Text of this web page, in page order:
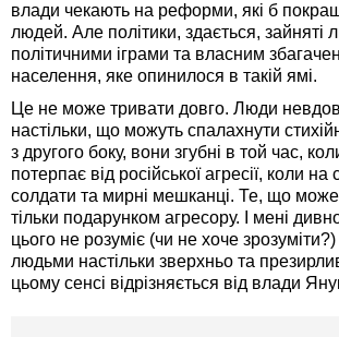
влади чекають на реформи, які б
людей. Але політики, здається, зайняті
політичними іграми та власним
населення, яке опинилося в такій ямі.
Це не може тривати довго. Люди
настільки, що можуть спалахнути
з другого боку, вони згубні в той час,
потерпає від російської агресії, коли на
солдати та мирні мешканці. Те, що може
тільки подарунком агресору. І мені
цього не розуміє (чи не хоче
людьми настільки зверхньо та
цьому сенсі відрізняється від влади